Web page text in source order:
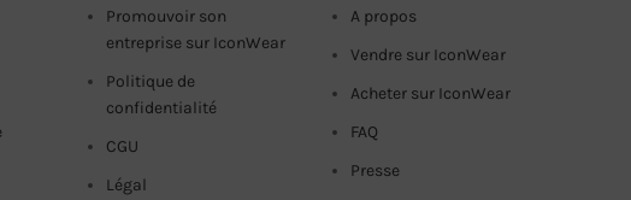
Promouvoir son
entreprise sur IconWear
Politique de
confidentialité
CGU
Légal
A propos
Vendre sur IconWear
Acheter sur IconWear
FAQ
Presse